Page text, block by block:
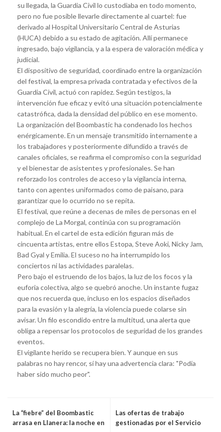
su llegada, la Guardia Civil lo custodiaba en todo momento,
pero no fue posible llevarle directamente al cuartel: fue
derivado al Hospital Universitario Central de Asturias
(HUCA) debido a su estado de agitación. Allí permanece
ingresado, bajo vigilancia, y a la espera de valoración médica y
judicial.
El dispositivo de seguridad, coordinado entre la organización
del festival, la empresa privada contratada y efectivos de la
Guardia Civil, actuó con rapidez. Según testigos, la
intervención fue eficaz y evitó una situación potencialmente
catastrófica, dada la densidad del público en ese momento.
La organización del Boombastic ha condenado los hechos
enérgicamente. En un mensaje transmitido internamente a
los trabajadores y posteriormente difundido a través de
canales oficiales, se reafirma el compromiso con la seguridad
y el bienestar de asistentes y profesionales. Se han
reforzado los controles de acceso y la vigilancia interna,
tanto con agentes uniformados como de paisano, para
garantizar que lo ocurrido no se repita.
El festival, que reúne a decenas de miles de personas en el
complejo de La Morgal, continúa con su programación
habitual. En el cartel de esta edición figuran más de
cincuenta artistas, entre ellos Estopa, Steve Aoki, Nicky Jam,
Bad Gyal y Emilia. El suceso no ha interrumpido los
conciertos ni las actividades paralelas.
Pero bajo el estruendo de los bajos, la luz de los focos y la
euforia colectiva, algo se quebró anoche. Un instante fugaz
que nos recuerda que, incluso en los espacios diseñados
para la evasión y la alegría, la violencia puede colarse sin
avisar. Un filo escondido entre la multitud, una alerta que
obliga a repensar los protocolos de seguridad de los grandes
eventos.
El vigilante herido se recupera bien. Y aunque en sus
palabras no hay rencor, sí hay una advertencia clara: "Podía
haber sido mucho peor".
La “fiebre” del Boombastic
arrasa en Llanera: la noche en
Las ofertas de trabajo
gestionadas por el Servicio